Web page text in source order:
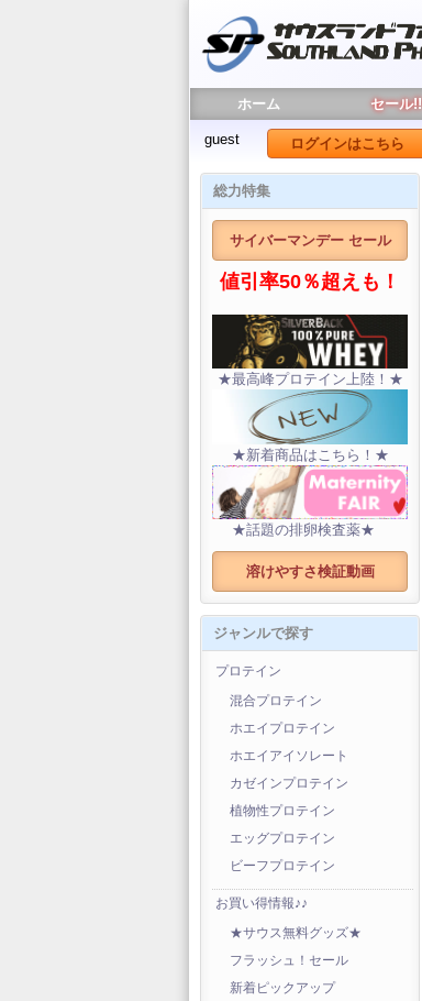
ホーム セール!!
guest ログインはこちら
総力特集
サイバーマンデー セール
値引率50％超えも！
★最高峰プロテイン上陸！★
★新着商品はこちら！★
★話題の排卵検査薬★
溶けやすさ検証動画
ジャンルで探す
プロテイン
混合プロテイン
ホエイプロテイン
ホエイアイソレート
カゼインプロテイン
植物性プロテイン
エッグプロテイン
ビーフプロテイン
お買い得情報♪♪
★サウス無料グッズ★
フラッシュ！セール
新着ピックアップ